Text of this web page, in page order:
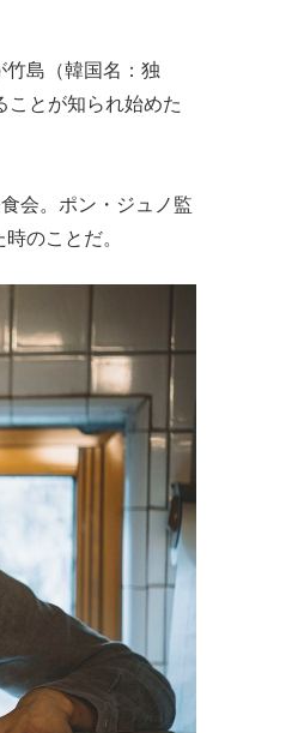
島（韓国名：独
ことが知られ始めた
会。ポン・ジュノ監
のことだ。